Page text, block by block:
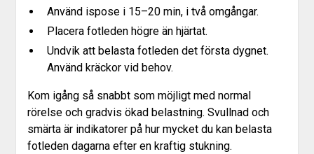
Använd ispose i 15–20 min, i två omgångar.
Placera fotleden högre än hjärtat.
Undvik att belasta fotleden det första dygnet.
Använd kräckor vid behov.
Kom igång så snabbt som möjligt med normal
rörelse och gradvis ökad belastning. Svullnad och
smärta är indikatorer på hur mycket du kan belasta
fotleden dagarna efter en kraftig stukning.